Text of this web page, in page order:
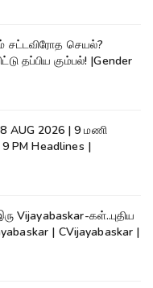
சட்டவிரோத செயல்?
தப்பிய கும்பல்! |Gender
AUG 2026 | 9 மணி
PM Headlines |
Vijayabaskar-கள்..புதிய
| CVijayabaskar |